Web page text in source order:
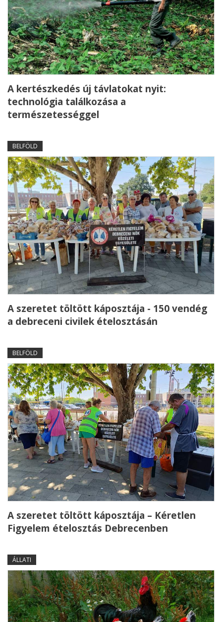
A kertészkedés új távlatokat nyit:
technológia találkozása a
természetességgel
BELFÖLD
A szeretet töltött káposztája - 150 vendég
a debreceni civilek ételosztásán
BELFÖLD
A szeretet töltött káposztája – Kéretlen
Figyelem ételosztás Debrecenben
ÁLLATI